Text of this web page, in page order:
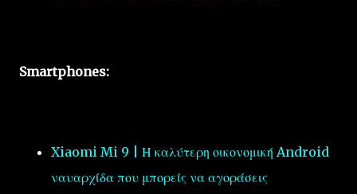
Smartphones:
Xiaomi Mi 9 | Η καλύτερη οικονομική Android
ναυαρχίδα που μπορείς να αγοράσεις